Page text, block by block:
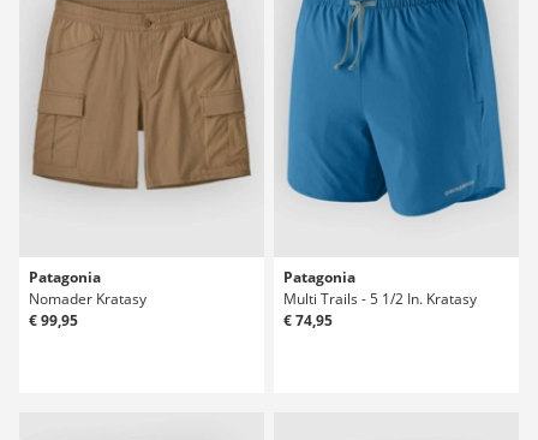
Patagonia
Nomader Kratasy
€ 99,95
Patagonia
Multi Trails - 5 1/2 In. Kratasy
€ 74,95